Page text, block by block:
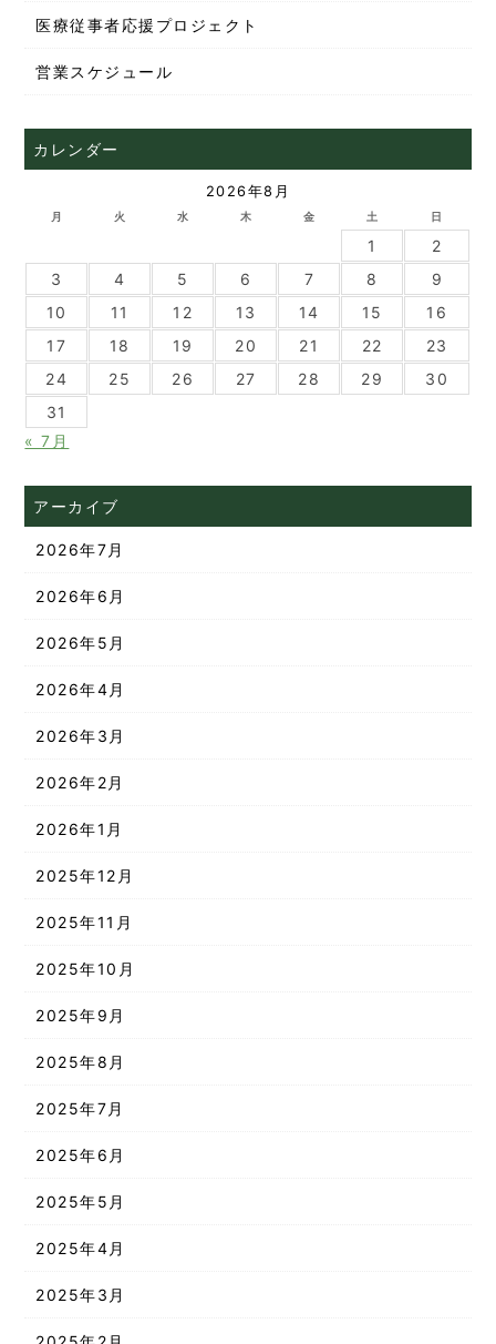
医療従事者応援プロジェクト
営業スケジュール
カレンダー
2026年8月
月 火 水 木 金 土 日
1
2
3
4 5 6 7 8
9
10
11 12 13 14 15
16
17
18 19 20 21 22
23
24
25 26 27 28 29
30
31
« 7月
アーカイブ
2026年7月
2026年6月
2026年5月
2026年4月
2026年3月
2026年2月
2026年1月
2025年12月
2025年11月
2025年10月
2025年9月
2025年8月
2025年7月
2025年6月
2025年5月
2025年4月
2025年3月